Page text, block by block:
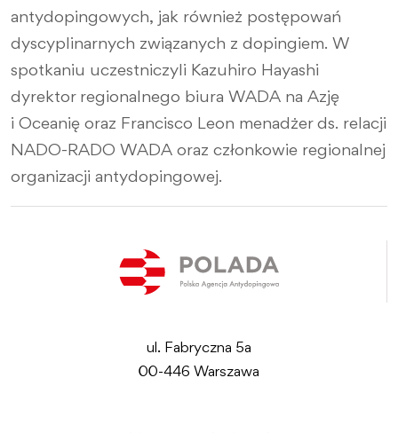
antydopingowych, jak również postępowań
dyscyplinarnych związanych z dopingiem. W
spotkaniu uczestniczyli Kazuhiro Hayashi
dyrektor regionalnego biura WADA na Azję
i Oceanię oraz Francisco Leon menadżer ds. relacji
NADO-RADO WADA oraz członkowie regionalnej
organizacji antydopingowej.
ul. Fabryczna 5a
00-446 Warszawa